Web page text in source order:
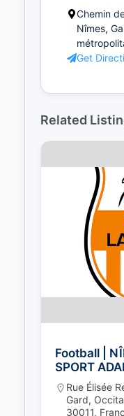
Chemin
Nîmes,
Get
Related
Football |
SPORT
Rue Élisée
Gard,
30011,